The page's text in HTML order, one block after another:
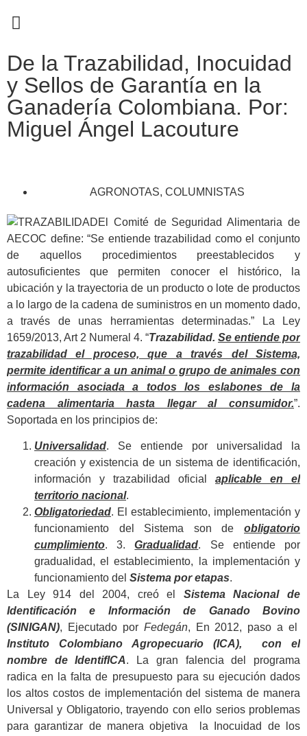
De la Trazabilidad, Inocuidad
y Sellos de Garantía en la
Ganadería Colombiana. Por:
Miguel Ángel Lacouture
AGRONOTAS, COLUMNISTAS
El Comité de Seguridad Alimentaria de
AECOC define: “Se entiende trazabilidad como el conjunto
de aquellos procedimientos preestablecidos y
autosuficientes que permiten conocer el histórico, la
ubicación y la trayectoria de un producto o lote de productos
a lo largo de la cadena de suministros en un momento dado,
a través de unas herramientas determinadas.” La Ley
1659/2013, Art 2 Numeral 4. “Trazabilidad. Se entiende por
trazabilidad el proceso, que a través del Sistema,
permite identificar a un animal o grupo de animales con
información asociada a todos los eslabones de la
cadena alimentaria hasta llegar al consumidor.”.
Soportada en los principios de:
Universalidad. Se entiende por universalidad la
creación y existencia de un sistema de identificación,
información y trazabilidad oficial aplicable en el
territorio nacional.
Obligatoriedad. El establecimiento, implementación y
funcionamiento del Sistema son de obligatorio
cumplimiento. 3.Gradualidad. Se entiende por
gradualidad, el establecimiento, la implementación y
funcionamiento del Sistema por etapas.
La Ley 914 del 2004, creó el Sistema Nacional de
Identificación e Información de Ganado Bovino
(SINIGAN), Ejecutado porFedegán, En 2012, paso a el
Instituto Colombiano Agropecuario (ICA), con el
nombre de IdentifICA. La gran falencia del programa
radica en la falta de presupuesto para su ejecución dados
los altos costos de implementación del sistema de manera
Universal y Obligatorio, trayendo con ello serios problemas
para garantizar de manera objetiva la Inocuidad de los